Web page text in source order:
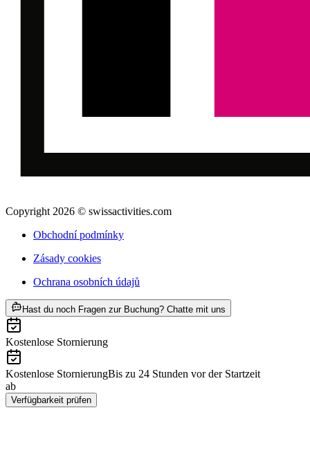
Copyright 2026 © swissactivities.com
Obchodní podmínky
Zásady cookies
Ochrana osobních údajů
Hast du noch Fragen zur Buchung? Chatte mit uns
Kostenlose Stornierung
Kostenlose StornierungBis zu 24 Stunden vor der Startzeit
ab
Verfügbarkeit prüfen